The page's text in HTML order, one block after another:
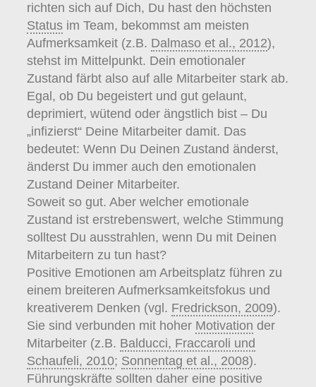
richten sich auf Dich, Du hast den höchsten
Status im Team, bekommst am meisten
Aufmerksamkeit (z.B. Dalmaso et al., 2012),
stehst im Mittelpunkt. Dein emotionaler
Zustand färbt also auf alle Mitarbeiter stark ab.
Egal, ob Du begeistert und gut gelaunt,
deprimiert, wütend oder ängstlich bist – Du
„infizierst“ Deine Mitarbeiter damit. Das
bedeutet: Wenn Du Deinen Zustand änderst,
änderst Du immer auch den emotionalen
Zustand Deiner Mitarbeiter.
Soweit so gut. Aber welcher emotionale
Zustand ist erstrebenswert, welche Stimmung
solltest Du ausstrahlen, wenn Du mit Deinen
Mitarbeitern zu tun hast?
Positive Emotionen am Arbeitsplatz führen zu
einem breiteren Aufmerksamkeitsfokus und
kreativerem Denken (vgl. Fredrickson, 2009).
Sie sind verbunden mit hoher Motivation der
Mitarbeiter (z.B. Balducci, Fraccaroli und
Schaufeli, 2010; Sonnentag et al., 2008).
Führungskräfte sollten daher eine positive